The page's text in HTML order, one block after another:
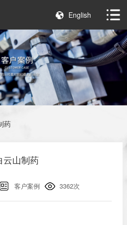
English
药
云山制药
客户案例 3362次